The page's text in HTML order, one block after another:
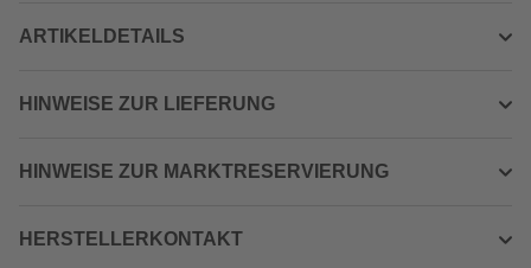
ARTIKELDETAILS
HINWEISE ZUR LIEFERUNG
HINWEISE ZUR MARKTRESERVIERUNG
HERSTELLERKONTAKT